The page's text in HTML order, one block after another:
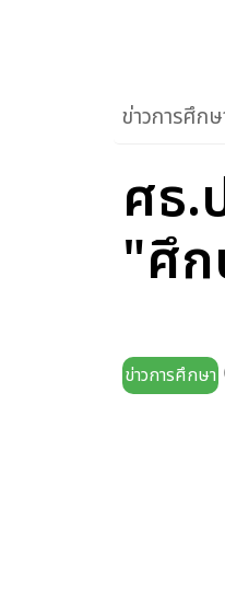
ข่าวการศึก
ศธ.
"ศึก
ข่าวการศึกษา